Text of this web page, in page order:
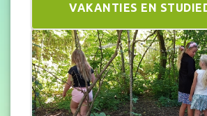
VAKANTIES EN